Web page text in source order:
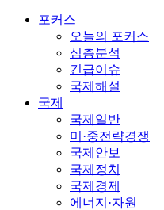
포커스
오늘의 포커스
심층분석
긴급이슈
국제해설
국제
국제일반
미·중전략경쟁
국제안보
국제정치
국제경제
에너지·자원